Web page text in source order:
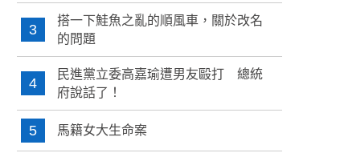
3
搭一下鮭魚之亂的順風車，關於改名
的問題
4
民進黨立委高嘉瑜遭男友毆打 總統
府說話了！
5 馬籍女大生命案